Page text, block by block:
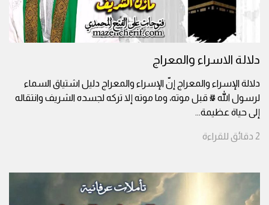
دلالة الاسراء والمعراج
دلالة الإسراء والمعراج إنّ الإسراء والمعراج دليل اشتياق السماء
لرسول الله ﷺ قبل موته، وما موته إلا تركه لجسده الشريف وانتقاله
إلى حياة عظيمة...
2 دقائق للقراءة